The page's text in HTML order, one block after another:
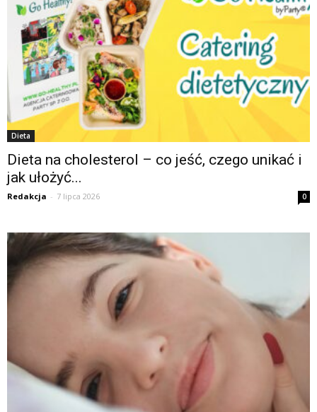
Dieta
Dieta na cholesterol – co jeść, czego unikać i
jak ułożyć...
Redakcja - 7 lipca 2026 0